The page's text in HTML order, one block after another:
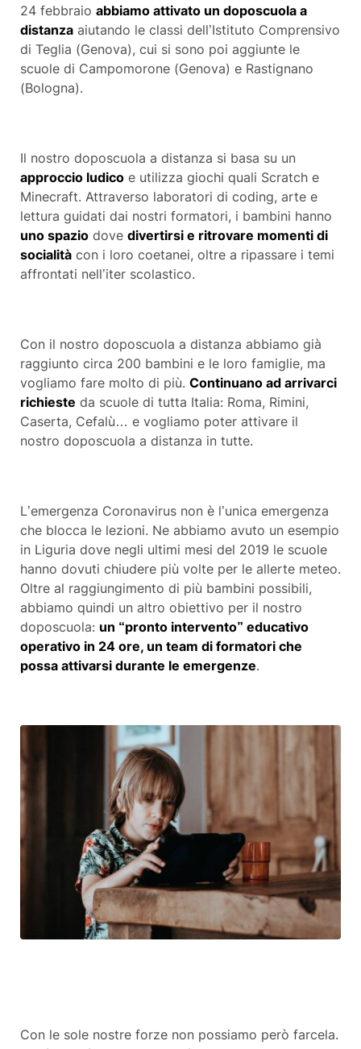
24 febbraio abbiamo attivato un doposcuola a
distanzaaiutando le classi dell’Istituto Comprensivo
di Teglia (Genova), cui si sono poi aggiunte le
scuole di Campomorone (Genova) e Rastignano
(Bologna).
Il nostro doposcuola a distanza si basa su un
approccio ludicoe utilizza giochi quali Scratche
Minecraft. Attraverso laboratori di coding, arte e
lettura guidati dai nostri formatori, i bambini hanno
uno spaziodove divertirsi e ritrovare momenti di
socialitàcon i loro coetanei, oltre a ripassare i temi
affrontati nell’iter scolastico.
Con il nostro doposcuola a distanza abbiamo già
raggiunto circa 200 bambini e le loro famiglie, ma
vogliamo fare molto di più. Continuano ad arrivarci
richieste da scuole di tutta Italia: Roma, Rimini,
Caserta, Cefalù… e vogliamo poter attivare il
nostro doposcuola a distanza in tutte.
L’emergenza Coronavirus non è l’unica emergenza
che blocca le lezioni. Ne abbiamo avuto un esempio
in Liguria dove negli ultimi mesi del 2019 le scuole
hanno dovuti chiudere più volte per le allerte meteo.
Oltre al raggiungimento di più bambini possibili,
abbiamo quindi un altro obiettivo per il nostro
doposcuola: un “pronto intervento” educativo
operativo in 24 ore, un team di formatori che
possa attivarsi durante le emergenze.
Con le sole nostre forze non possiamo però farcela.